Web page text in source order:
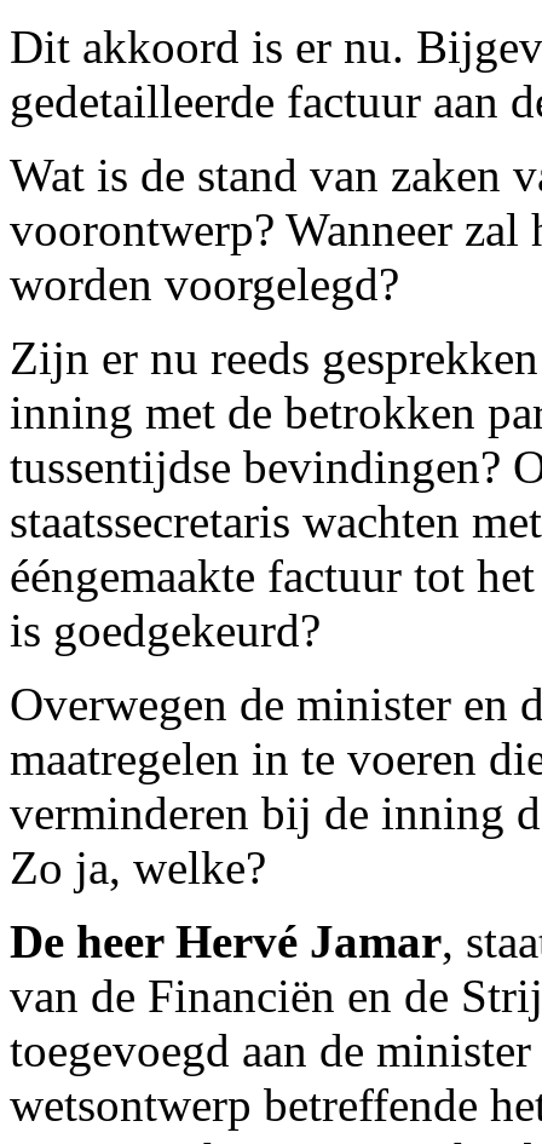
Dit akkoord is er nu.
gedetailleerde factuur aan
Wat is de stand van zaken
voorontwerp? Wanneer zal
worden voorgelegd?
Zijn er nu reeds
inning met de betrokken
tussentijdse bevindingen?
staatssecretaris wachten
ééngemaakte factuur tot
is goedgekeurd?
Overwegen de minister en
maatregelen in te voeren
verminderen bij de inning
Zo ja, welke?
De heer Hervé Jamar,
van de Financiën en de
toegevoegd aan de
wetsontwerp betreffende